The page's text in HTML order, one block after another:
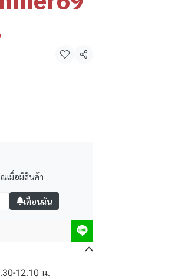
แชร์
เมื่อมีสินค้า
เตือนฉัน
12.10 น.